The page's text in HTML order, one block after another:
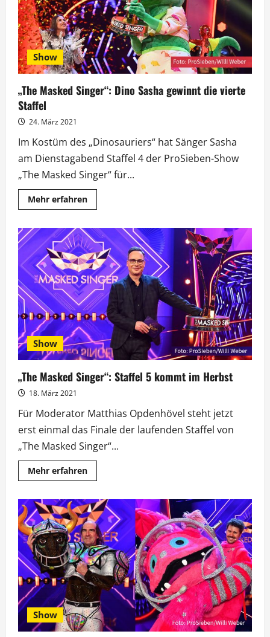
Show
„The Masked Singer“: Dino Sasha gewinnt die vierte
Staffel
24. März 2021
Im Kostüm des „Dinosauriers“ hat Sänger Sasha
am Dienstagabend Staffel 4 der ProSieben-Show
„The Masked Singer“ für...
Mehr erfahrenMehr
Informationen
Masked
Singer“:
Dino
Sasha
gewinnt
die
vierte
Staffel
Show
„The Masked Singer“: Staffel 5 kommt im Herbst
18. März 2021
Für Moderator Matthias Opdenhövel steht jetzt
erst einmal das Finale der laufenden Staffel von
„The Masked Singer“...
Mehr erfahrenMehr
Informationen
Masked
Singer“:
Staffel
5
kommt
im
Herbst
Show